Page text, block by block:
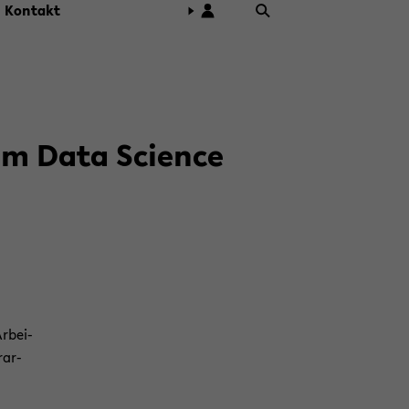
Kon­takt
Data Sci­ence